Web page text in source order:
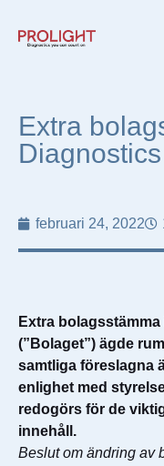
Extra
Diagnostics
februari 24, 2022
Extra
(”Bolaget”) ägde
samtliga föreslagna
enlighet med
redogörs för de
innehåll.
Beslut om ändring av